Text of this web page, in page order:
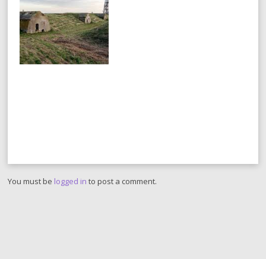
You must be logged in to post a comment.